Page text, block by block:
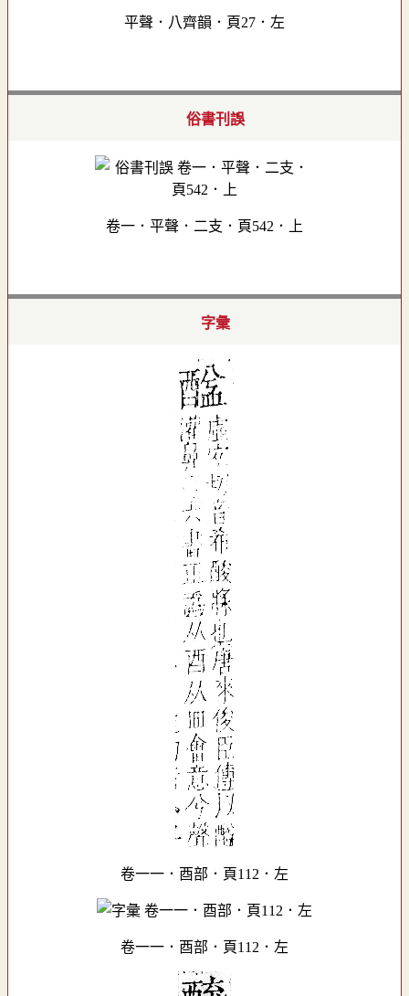
平聲．八齊韻．頁27．左
俗書刊誤
卷一．平聲．二支．頁542．上
字彙
卷一一．酉部．頁112．左
卷一一．酉部．頁112．左